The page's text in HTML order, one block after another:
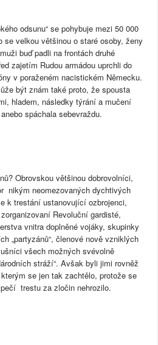
odsunu“ se pohybuje mezi 50 000
se velkou většinou o staré osoby, ženy
buď padli na frontách druhé
zajetím Rudou armádou uprchli do
v poraženém nacistickém Německu.
být znám také proto, že spousta
hladem, následky týrání a mučení
spáchala sebevraždu.
Obrovskou většinou dobrovolníci,
nikým neomezovaných dychtivých
k trestání ustanovující ozbrojenci,
Revoluční gardisté,
vnitra doplněné vojáky, skupinky
„partyzánů“, členové nově vzniklých
všech možných svévolně
stráží“. Avšak byli jimi rovněž
se jen tak zachtělo, protože se
trestu za zločin nehrozilo.